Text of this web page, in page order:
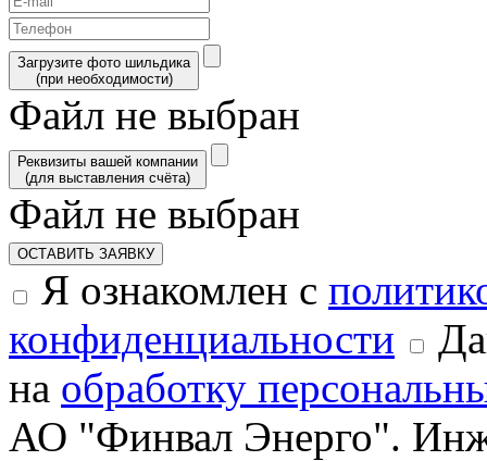
Загрузите фото шильдика
(при необходимости)
Файл не выбран
Реквизиты вашей компании
(для выставления счёта)
Файл не выбран
ОСТАВИТЬ ЗАЯВКУ
Я ознакомлен с
конфиденциальности
на обработку
АО "Финвал Энерго".